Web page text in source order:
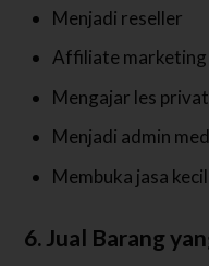
Menjadi reseller
Affiliate marketing
Mengajar les privat
Menjadi admin
Membuka jasa
6. Jual Barang